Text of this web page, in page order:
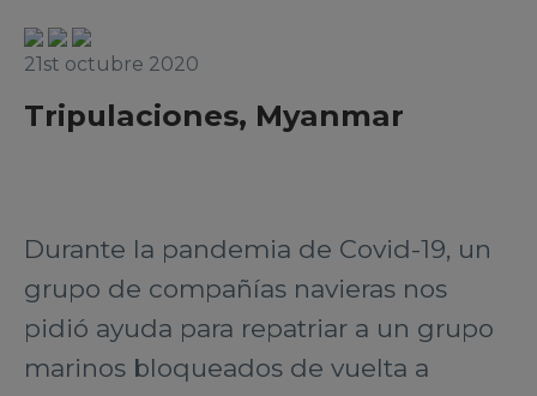
21st octubre 2020
Tripulaciones, Myanmar
Durante la pandemia de Covid-19, un
grupo de compañías navieras nos
pidió ayuda para repatriar a un grupo
marinos bloqueados de vuelta a